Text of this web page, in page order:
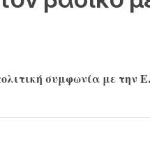
συμφωνία με την